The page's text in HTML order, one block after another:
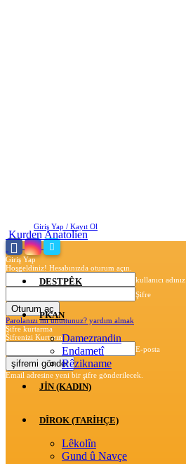
Giriş Yap / Kayıt Ol
Giriş Yap
Hoşgeldiniz! Hesabınızda oturum açın.
kullanıcı adınız
Şifre
Parolanızı mı unuttunuz? yardım almak
Şifre kurtarma
Şifrenizi Kurtarın
E-posta
Email adresine yeni bir şifre gönderilecek.
Kurden Anatolien
DESTPÊK
PKAN
Damezrandin
Endametî
Rêzikname
JİN (KADIN)
DÎROK (TARİHÇE)
Lêkolîn
Gund û Navçe